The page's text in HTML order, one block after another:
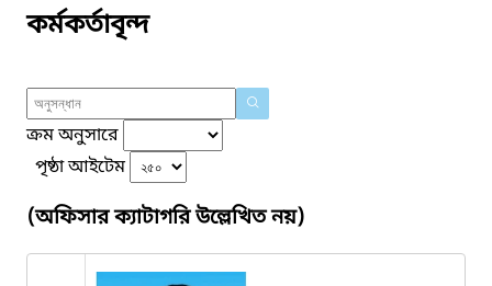
কর্মকর্তাবৃন্দ
ক্রম অনুসারে
পৃষ্ঠা আইটেম
(অফিসার ক্যাটাগরি উল্লেখিত নয়)